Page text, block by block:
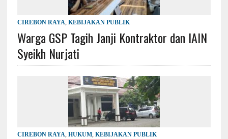
CIREBON RAYA, KEBIJAKAN PUBLIK
Warga GSP Tagih Janji Kontraktor dan IAIN
Syeikh Nurjati
CIREBON RAYA, HUKUM, KEBIJAKAN PUBLIK